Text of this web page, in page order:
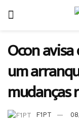
Ocon
um
mudanças
F1PT